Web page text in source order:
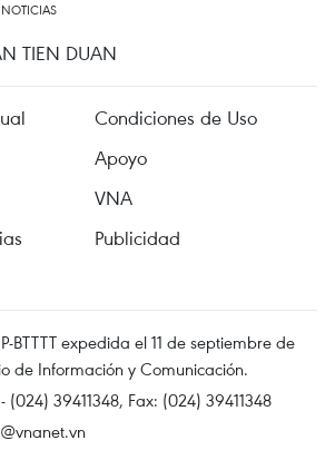
TIEN DUAN
Condiciones de Uso
Apoyo
VNA
Publicidad
BTTTT expedida el 11 de septiembre de
de Información y Comunicación.
(024) 39411348, Fax: (024) 39411348